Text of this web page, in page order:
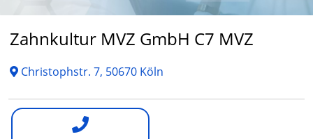
Zahnkultur MVZ GmbH C7 MVZ
Christophstr. 7, 50670 Köln